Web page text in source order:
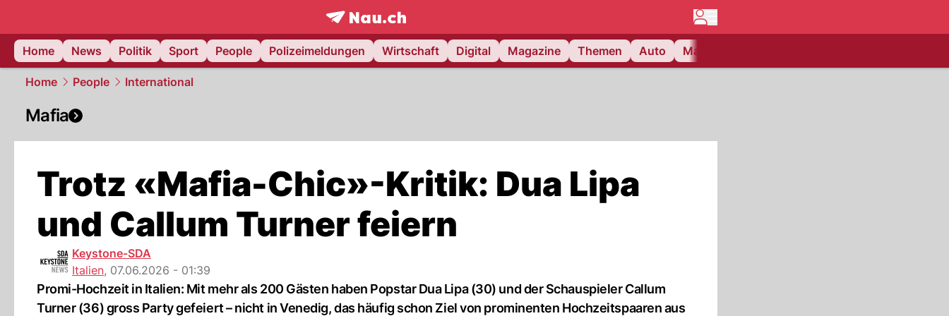
frontpage.NAU.ch
Home
News Politik Sport People Polizeimeldungen Wirtschaft Digital Magazine Themen Auto Matchcenter
Home People International
Mafia
Trotz «Mafia-Chic»-Kritik: Dua Lipa
und Callum Turner feiern
Keystone-SDA
Italien, 07.06.2026 - 01:39
Promi-Hochzeit in Italien: Mit mehr als 200 Gästen haben Popstar Dua Lipa (30) und der Schauspieler Callum
Turner (36) gross Party gefeiert – nicht in Venedig, das häufig schon Ziel von prominenten Hochzeitspaaren aus